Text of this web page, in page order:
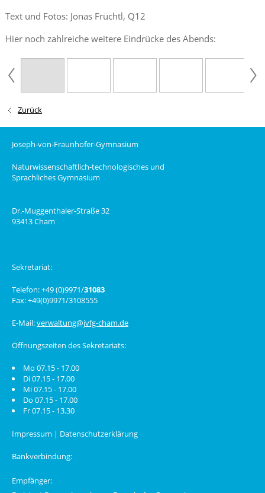
Text und Fotos: Jonas Früchtl, Q12
Hier noch zahlreiche weitere Eindrücke des Abends:
Zurück
Joseph-von-Fraunhofer-Gymnasium
Naturwissenschaftlich-technologisches und
Sprachliches Gymnasium
Dr.-Muggenthaler-Straße 32
93413 Cham
Sekretariat:
Telefon: +49 (0)9971/31083
Fax: +49(0)9971/3108555
E-Mail:verwaltung@jvfg-cham.de
Öffnungszeiten des Sekretariats:
Mo 07.15 - 17.00
Di 07.15 - 17.00
Mi 07.15 - 17.00
Do 07.15 - 17.00
Fr 07.15 - 13.30
Impressum | Datenschutzerklärung
Bankverbindung:
Empfänger: